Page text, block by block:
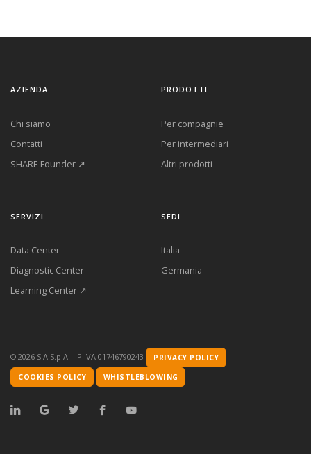
AZIENDA
Chi siamo
Contatti
SHARE Founder ↗
PRODOTTI
Per compagnie
Per intermediari
Altri prodotti
SERVIZI
Data Center
Diagnostic Center
Learning Center ↗
SEDI
Italia
Germania
© 2026 SIA S.p.A. - P.IVA 01746790243
PRIVACY POLICY
COOKIES POLICY
WHISTLEBLOWING